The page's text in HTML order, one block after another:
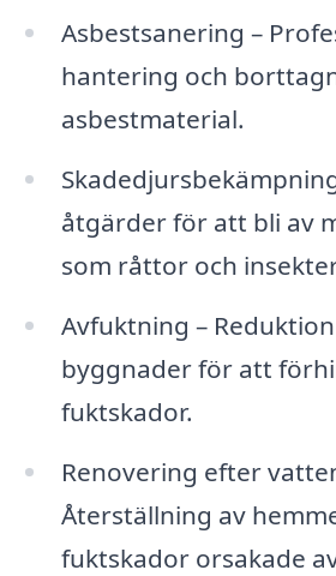
Asbestsanering –
hantering och
asbestmaterial.
åtgärder för att bli av
som råttor och
Avfuktning –
byggnader för att
fuktskador.
Renovering efter
Återställning av
fuktskador orsakade